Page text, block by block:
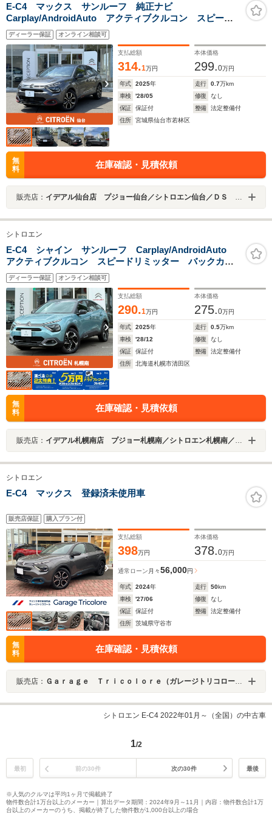
E-C4 マックス サンルーフ 純正ナビ
Carplay/AndroidAuto アクティブクルコン スピード
リミッター シートヒーター パワーシート ブライン
ドスポットモニター ステアリングヒーター 純正18イ
ンチAW
ディーラー保証 オンライン相談可
支払総額
314.1万円
本体価格
299.0万円
年式 2025年 走行 0.7万km
車検
'28/05 修復
なし
保証
保証付 整備
法定整備付
住所
宮城県仙台市若林区
無
料
在庫確認・見積依頼
販売店： イデアル仙台店 プジョー仙台／シトロエン仙台／ＤＳ ＳＴＯＲＥ仙台 （株）イデアル
シトロエン
E-C4 シャイン サンルーフ Carplay/AndroidAuto
アクティブクルコン スピードリミッター バックカメ
ラ ブラインドスポットモニター ステアリングヒータ
ー 純正18インチAW
ディーラー保証 オンライン相談可
支払総額
290.1万円
本体価格
275.0万円
年式 2025年 走行 0.5万km
車検
'28/12 修復
なし
保証
保証付 整備
法定整備付
住所
北海道札幌市清田区
無
料
在庫確認・見積依頼
販売店： イデアル札幌南店 プジョー札幌南／シトロエン札幌南／ＤＳ ＳＴＯＲＥ札幌 （株）イデアル
シトロエン
E-C4 マックス 登録済未使用車
販売店保証 購入プラン付
支払総額
398万円
本体価格
378.0万円
通常ローン 月々56,000円
年式 2024年 走行 50km
車検
'27/06 修復
なし
保証
保証付 整備
法定整備付
住所
茨城県守谷市
無
料
在庫確認・見積依頼
販売店： Ｇａｒａｇｅ Ｔｒｉｃｏｌｏｒｅ（ガレージトリコロール）
シトロエン E-C4 2022年01月～（全国）の中古車
1/2
最初 前の30件 次の30件 最後
※人気のクルマは平均1ヶ月で掲載終了
物件数合計1万台以上のメーカー｜算出データ期間：2024年9月～11月｜内容：物件数合計1万
台以上のメーカーのうち、掲載が終了した物件数が1,000台以上の場合